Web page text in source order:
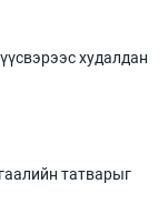
худалдан
татварыг